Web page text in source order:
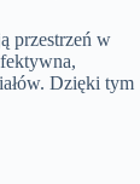
przestrzeń w
Dzięki tym